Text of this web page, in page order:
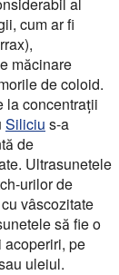
cum ar fi
măcinare
de coloid.
la concentrații
Siliciu s-a
de
Ultrasunetele
urilor de
vâscozitate
să fie o
acoperiri, pe
uleiul.